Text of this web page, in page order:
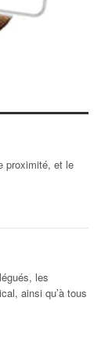
et le
les
ainsi qu’à tous